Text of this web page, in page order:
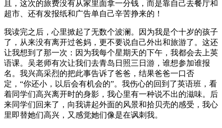
且，这次的旅费没有从家里面拿一分钱，而是靠自己去餐厅和
超市、还有发报纸和广告单自己辛苦挣来的！
我读完之后，心里掀起了无数个波澜。因为我是个十岁的孩子
了，从来没有离开过爸妈，更不要说自己外出和旅游了。这还
让我想到了那一次：因为我每个星期天的下午，我都会去上英
语课。吴老师有次让我们去青岛日照三日游，谁想参加谁报
名。我兴高采烈的把此事告诉了爸爸，结果爸爸一口否
定，“你还小，以后会有机会的”。我伤心的回到了英语班，看
着同学们高兴离开时的身影，我心里有一种说不出的滋味。后
来同学们回来了，向我讲起外面的风景和拾贝壳的感受，我心
里即替她们高兴，又感觉她们像是在讽刺我。